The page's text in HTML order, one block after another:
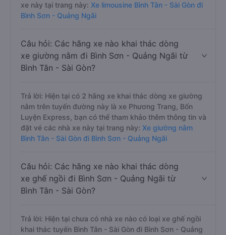
xe này tại trang này: Xe limousine Bình Tân - Sài Gòn đi
Bình Sơn - Quảng Ngãi
Câu hỏi: Các hãng xe nào khai thác dòng
xe giường nằm đi Bình Sơn - Quảng Ngãi từ
Bình Tân - Sài Gòn?
Trả lời: Hiện tại có 2 hãng xe khai thác dòng xe giường
nằm trên tuyến đường này là xe Phương Trang, Bốn
Luyện Express, bạn có thể tham khảo thêm thông tin và
đặt vé các nhà xe này tại trang này: Xe giường nằm
Bình Tân - Sài Gòn đi Bình Sơn - Quảng Ngãi
Câu hỏi: Các hãng xe nào khai thác dòng
xe ghế ngồi đi Bình Sơn - Quảng Ngãi từ
Bình Tân - Sài Gòn?
Trả lời: Hiện tại chưa có nhà xe nào có loại xe ghế ngồi
khai thác tuyến Bình Tân - Sài Gòn đi Bình Sơn - Quảng